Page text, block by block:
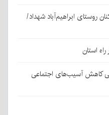
روستای ابراهیم‌آباد شهداد/
استان
کاهش آسیب‌های اجتماعی